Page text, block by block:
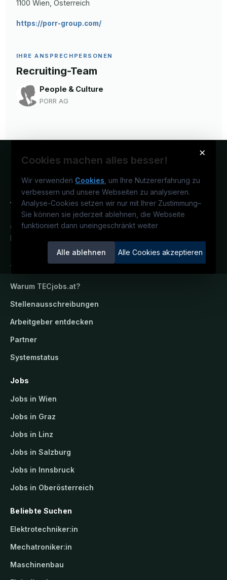
1100 Wien , Österreich
https://porr-group.com/
IHRE ANSPRECHPERSONEN
Recruiting-Team
People & Culture
PORR AG
×
Cookies machen alles besser!
Wir verwenden Cookies , um Ihre Nutzererfahrung zu
verbessern und unsere Webseiten zu analysieren.
Analyse-Cookies setzen wir nur mit Ihrer Zustimmung–
Sie können sie jederzeit ablehnen, die Webseite
funktioniert dann uneingeschränkt weiter
Alle ablehnen Alle Cookies akzeptieren
Österreichs technisches Karriereportal.
Ein Service der candidatis GmbH.
TECjobs.at
Warum TECjobs.at?
Stellenausschreibungen
Arbeitgeber entdecken
Partner
Systemstatus
Jobs
Jobs in Wien
Jobs in Graz
Jobs in Linz
Jobs in Salzburg
Jobs in Innsbruck
Jobs in Oberösterreich
Beliebte Suchen
Elektrotechniker:in
Mechatroniker:in
Maschinenbau